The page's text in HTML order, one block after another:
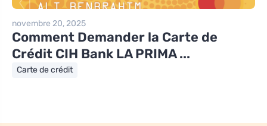
novembre 20, 2025
Comment Demander la Carte de
Crédit CIH Bank LA PRIMA ...
Carte de crédit